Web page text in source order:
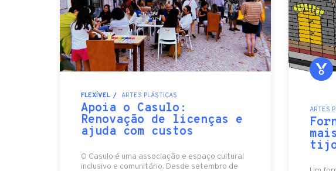
FLEXÍVEL ARTES PLÁSTICAS
Apoia o Casulo:
Renovação de licenças e
ajuda com custos
O Casulo é uma associação e espaço cultural
inclusivo e comunitário. Desde setembro de
ARTES